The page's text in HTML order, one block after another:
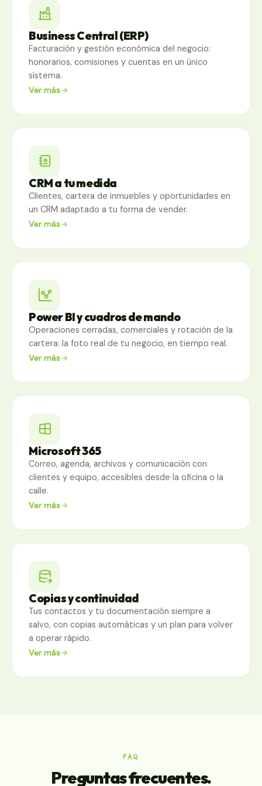
Business Central (ERP)
Facturación y gestión económica del negocio:
honorarios, comisiones y cuentas en un único
sistema.
Ver más
CRM a tu medida
Clientes, cartera de inmuebles y oportunidades en
un CRM adaptado a tu forma de vender.
Ver más
Power BI y cuadros de mando
Operaciones cerradas, comerciales y rotación de la
cartera: la foto real de tu negocio, en tiempo real.
Ver más
Microsoft 365
Correo, agenda, archivos y comunicación con
clientes y equipo, accesibles desde la oficina o la
calle.
Ver más
Copias y continuidad
Tus contactos y tu documentación siempre a
salvo, con copias automáticas y un plan para volver
a operar rápido.
Ver más
FAQ
Preguntas frecuentes.